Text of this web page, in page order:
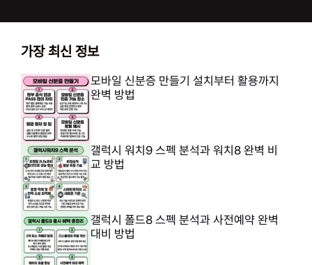
가장 최신 정보
모바일 신분증 만들기 설치부터 활용까지
완벽 방법
갤럭시 워치9 스펙 분석과 워치8 완벽 비
교 방법
갤럭시 폴드8 스펙 분석과 사전예약 완벽
대비 방법